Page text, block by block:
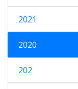
2021
2020
202